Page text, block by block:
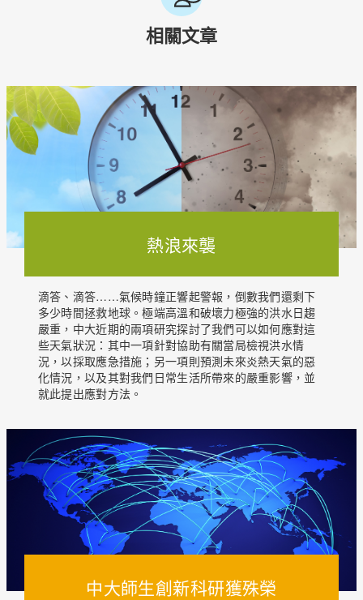
相關文章
熱浪來襲
滴答、滴答……氣候時鐘正響起警報，倒數我們還剩下
多少時間拯救地球。極端高溫和破壞力極強的洪水日趨
嚴重，中大近期的兩項研究探討了我們可以如何應對這
些天氣狀況：其中一項針對協助有關當局檢視洪水情
況，以採取應急措施；另一項則預測未來炎熱天氣的惡
化情況，以及其對我們日常生活所帶來的嚴重影響，並
就此提出應對方法。
中大師生創新科研獲殊榮